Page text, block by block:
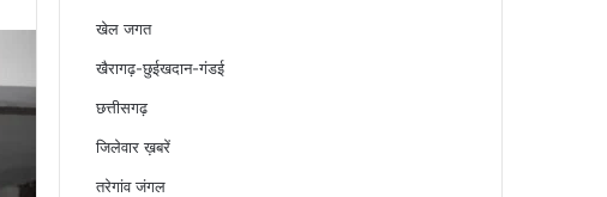
खेल जगत
खैरागढ़-छुईखदान-गंडई
छत्तीसगढ़
जिलेवार ख़बरें
तरेगांव जंगल